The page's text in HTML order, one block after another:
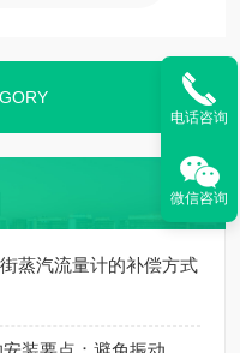
蒸汽流量计的补偿方式
电话咨询
微信咨询